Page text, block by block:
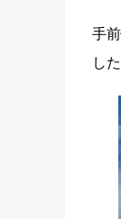
手
し